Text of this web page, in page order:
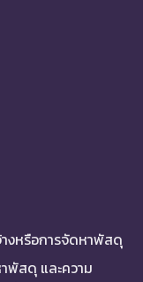
งหรือการจัดหาพัสดุ
พัสดุ และความ